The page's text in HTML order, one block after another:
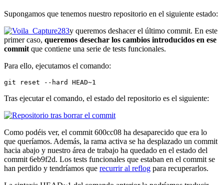
Supongamos que tenemos nuestro repositorio en el siguiente estado:
y queremos deshacer el último commit. En este
primer caso, queremos desechar los cambios introducidos en ese
commit que contiene una serie de tests funcionales.
Para ello, ejecutamos el comando:
git reset --hard HEAD~1
Tras ejecutar el comando, el estado del repositorio es el siguiente:
Como podéis ver, el commit 600cc08 ha desaparecido que era lo
que queríamos. Además, la rama activa se ha desplazado un commit
hacia abajo y nuestro área de trabajo ha quedado en el estado del
commit 6eb9f2d. Los tests funcionales que estaban en el commit se
han perdido y tendríamos que recurrir al reflog para recuperarlos.